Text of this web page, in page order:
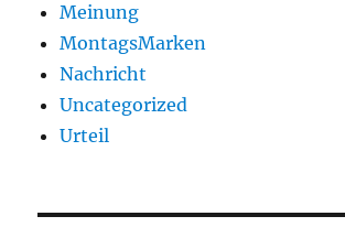
Meinung
MontagsMarken
Nachricht
Uncategorized
Urteil